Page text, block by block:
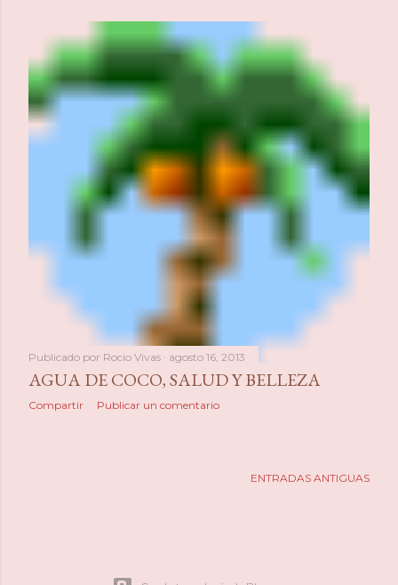
Publicado por Rocio Vivas agosto 16, 2013
AGUA DE COCO, SALUD Y BELLEZA
Compartir Publicar un comentario
ENTRADAS ANTIGUAS